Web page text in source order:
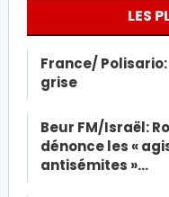
LES
France/
grise
Beur FM/Israël:
dénonce les «
antisémites »…